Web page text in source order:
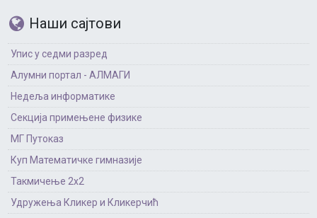
Наши сајтови
Упис у седми разред
Алумни портал - АЛМАГИ
Недеља информатике
Секција примењене физике
МГ Путоказ
Куп Математичке гимназије
Такмичење 2х2
Удружења Кликер и Кликерчић